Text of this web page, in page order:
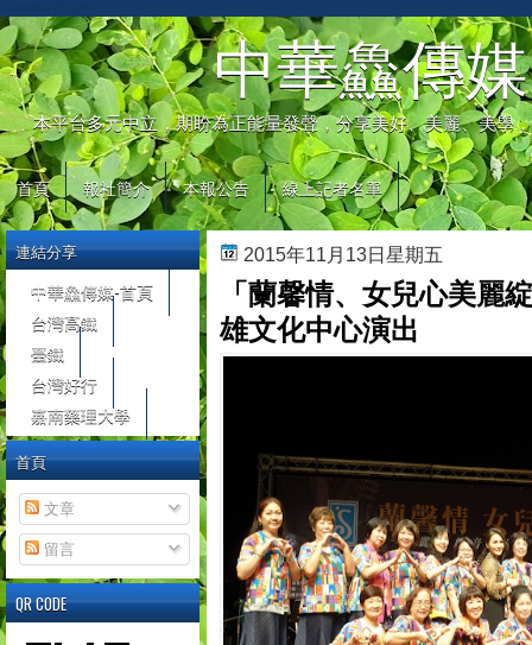
中華鱻傳媒
本平台多元中立，期盼為正能量發聲，分享美好、美麗、美學
首頁 報社簡介 本報公告 線上記者名單
2015年11月13日星期五
「蘭馨情、女兒心美麗
雄文化中心演出
連結分享
中華鱻傳媒-首頁
台灣高鐵
臺鐵
台灣好行
嘉南藥理大學
首頁
文章
留言
QR CODE